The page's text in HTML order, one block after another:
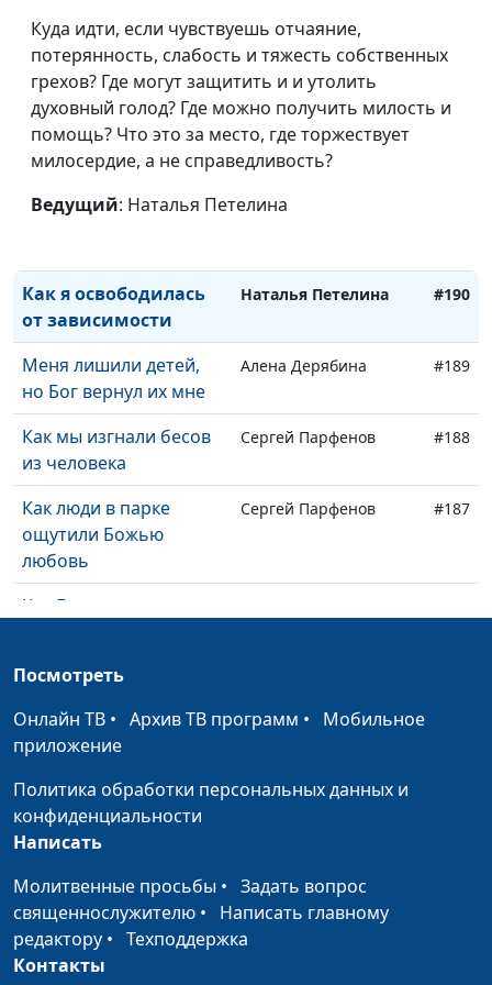
Куда идти, если чувствуешь отчаяние,
потерянность, слабость и тяжесть собственных
грехов? Где могут защитить и и утолить
духовный голод? Где можно получить милость и
помощь? Что это за место, где торжествует
милосердие, а не справедливость?
Ведущий: Наталья Петелина
молитву
Бог исполнил
обещание
Надежда Орлюк
Почему я работаю
бесплатно
Дмитрий Румянцев
Как Бог подарил мне
Как я освободилась
от зависимости
Наталья Петелина #190
Меня лишили детей,
но Бог вернул их мне
Алена Дерябина #189
Как мы изгнали бесов
из человека
Сергей Парфенов #188
Как люди в парке
ощутили Божью
любовь
Сергей Парфенов #187
Как Бог спас друга от
Как студентам помогал
Моя дочка помогла
Бога
Как я стал блогером
Молитва о собаке Нина Беликова
Бог помог мне и
подруге
Сона Байрамова
Посмотреть
Онлайн ТВ • Архив ТВ программ • Мобильное
приложение
Политика обработки персональных данных и
конфиденциальности
Написать
Молитвенные просьбы • Задать вопрос
священнослужителю • Написать главному
редактору • Техподдержка
Контакты